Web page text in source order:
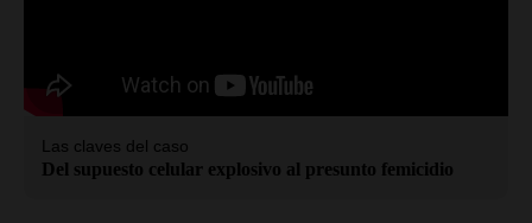
Las claves del caso
Del supuesto celular explosivo al presunto femicidio